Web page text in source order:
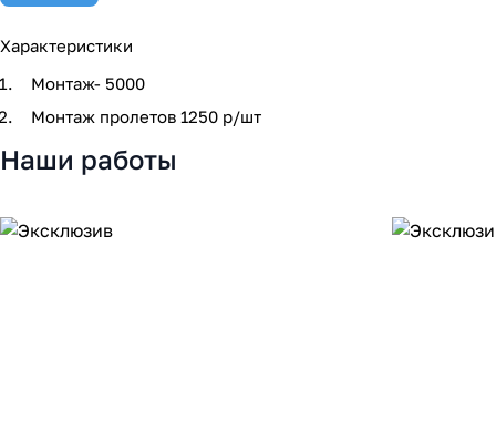
Характеристики
Монтаж- 5000
Монтаж пролетов 1250 р/шт
Наши работы